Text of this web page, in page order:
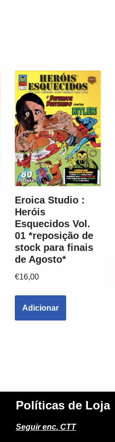
Eroica Studio :
Heróis
Esquecidos Vol.
01 *reposição de
stock para finais
de Agosto*
€16,00
Adicionar
Políticas de Loja
Seguir enc. CTT